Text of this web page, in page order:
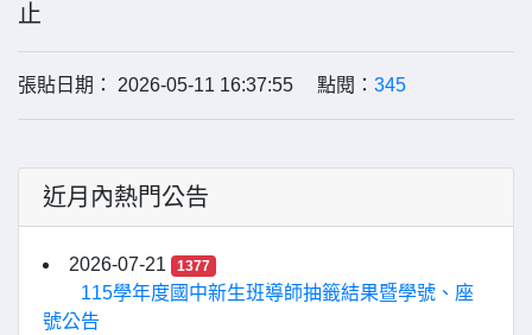
止
張貼日期： 2026-05-11 16:37:55 點閱： 345
近月內熱門公告
2026-07-21 1377
115學年度國中新生班導師抽籤結果暨學號、座
號公告